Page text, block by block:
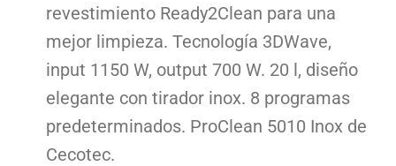
revestimiento Ready2Clean para una
mejor limpieza. Tecnología 3DWave,
input 1150 W, output 700 W. 20 l, diseño
elegante con tirador inox. 8 programas
predeterminados. ProClean 5010 Inox de
Cecotec.